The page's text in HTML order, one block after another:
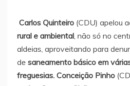
Carlos Quinteiro (CDU) apelou
rural e ambiental , não só no
aldeias, aproveitando para
de saneamento básico em
freguesias. Conceição Pinho